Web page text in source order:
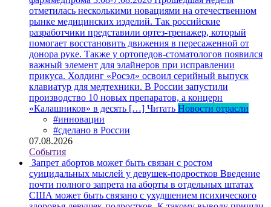
отметилась несколькими новациями на отечественном
рынке медицинских изделий. Так российские
разработчики представили ортез-тренажер, который
помогает восстановить движения в пересаженной от
донора руке. Также у ортопедов-стоматологов появился
важный элемент для элайнеров при исправлении
прикуса. Холдинг «Росэл» освоил серийный выпуск
клавиатур для медтехники. В России запустили
производство 10 новых препаратов, а концерн
«Калашников» в десять […] Читать Новости отрасли
#инновации
#сделано в России
07.08.2026
События
Запрет абортов может быть связан с ростом
суицидальных мыслей у девушек-подростков Введение
почти полного запрета на аборты в отдельных штатах
США может быть связано с ухудшением психического